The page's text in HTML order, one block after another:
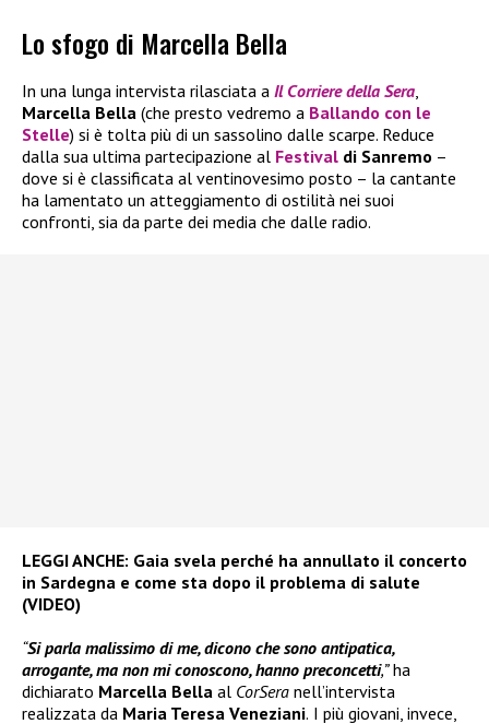
Lo sfogo di Marcella Bella
In una lunga intervista rilasciata a Il Corriere della Sera
Marcella Bella (che presto vedremo a Ballando con le
Stelle) si è tolta più di un sassolino dalle scarpe. Reduce
dalla sua ultima partecipazione al Festival di Sanremo –
dove si è classificata al ventinovesimo posto – la cantante
ha lamentato un atteggiamento di ostilità nei suoi
confronti, sia da parte dei media che dalle radio.
LEGGI ANCHE: Gaia svela perché ha annullato il concerto
in Sardegna e come sta dopo il problema di salute
(VIDEO)
“Si parla malissimo di me, dicono che sono antipatica,
arrogante, ma non mi conoscono, hanno preconcetti,”ha
dichiarato Marcella Bella al CorSera nell’intervista
realizzata da Maria Teresa Veneziani. I più giovani, invece,